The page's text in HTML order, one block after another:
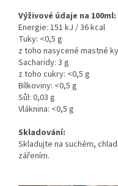
Výživové údaje na 100ml:
Energie: 151 kJ / 36 kcal
Tuky: <0,5 g
z toho nasycené mastné
Sacharidy: 3 g
z toho cukry: <0,5 g
Bílkoviny: <0,5 g
Sůl: 0,03 g
Vláknina: <0,5 g
Skladování:
Skladujte na suchém,
zářením.